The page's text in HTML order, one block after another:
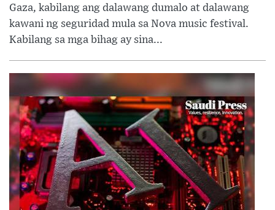
Gaza, kabilang ang dalawang dumalo at dalawang
kawani ng seguridad mula sa Nova music festival.
Kabilang sa mga bihag ay sina...